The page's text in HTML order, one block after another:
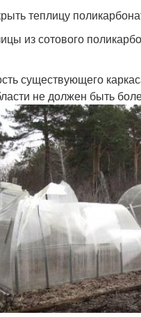
теплицу
из сотового
существующего
не должен быть